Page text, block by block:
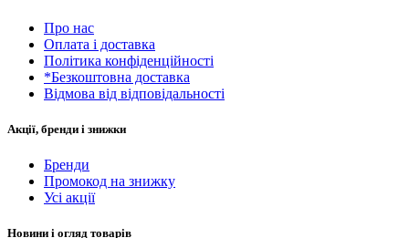
Про нас
Оплата і доставка
Політика конфіденційності
*Безкоштовна доставка
Відмова від відповідальності
Акції, бренди і знижки
Бренди
Промокод на знижку
Усі акції
Новини і огляд товарів